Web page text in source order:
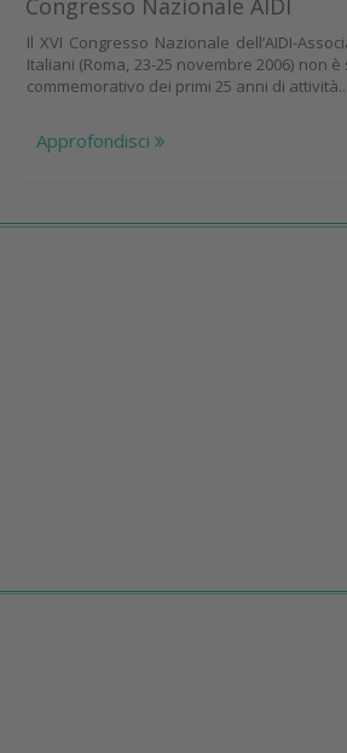
Congresso Nazionale AIDI
Il XVI Congresso Nazionale dell’AIDI-
Italiani (Roma, 23-25 novembre 2006) non
commemorativo dei primi 25 anni di attività...
Approfondisci